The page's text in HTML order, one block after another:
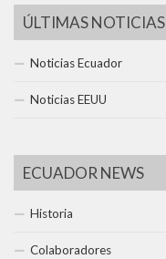
ÚLTIMAS NOTICIAS
Noticias Ecuador
Noticias EEUU
ECUADOR NEWS
Historia
Colaboradores